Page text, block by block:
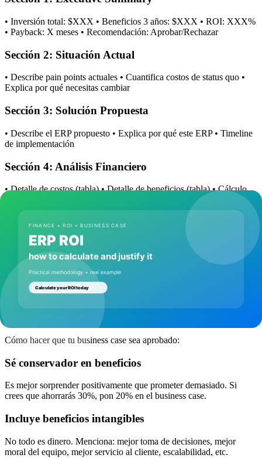
• Inversión total: $XXX • Beneficios 3 años: $XXX • ROI: XXX%
• Payback: X meses • Recomendación: Aprobar/Rechazar
Sección 2: Situación Actual
• Describe pain points actuales • Cuantifica costos de status quo •
Explica por qué necesitas cambiar
Sección 3: Solución Propuesta
• Describe el ERP propuesto • Explica por qué este ERP • Timeline
de implementación
Sección 4: Análisis Financiero
• Detalle de costos (tabla) • Detalle de beneficios (tabla) • Cálculo
Sección 5: Riesgos y Mitigación
• Lista riesgos principales • Plan de mitigación para cada uno
Sección 6: Recomendación
• Recomendación clara (Aprobar/Rechazar) • Próximos pasos
6. Tips para un Business Case Ganador
Cómo hacer que tu business case sea aprobado:
Sé conservador en beneficios
Es mejor sorprender positivamente que prometer demasiado. Si
crees que ahorrarás 30%, pon 20% en el business case.
Incluye beneficios intangibles
No todo es dinero. Menciona: mejor toma de decisiones, mejor
moral del equipo, mejor servicio al cliente, escalabilidad, etc.